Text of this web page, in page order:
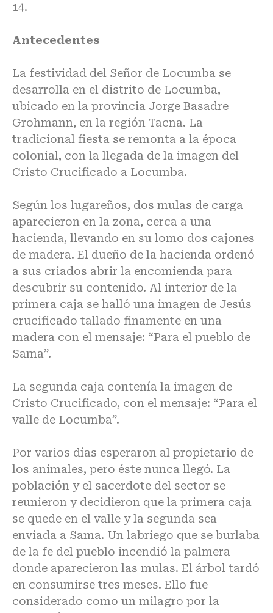
14.
Antecedentes
La festividad del Señor de Locumba se
desarrolla en el distrito de Locumba,
ubicado en la provincia Jorge Basadre
Grohmann, en la región Tacna. La
tradicional fiesta se remonta a la época
colonial, con la llegada de la imagen del
Cristo Crucificado a Locumba.
Según los lugareños, dos mulas de carga
aparecieron en la zona, cerca a una
hacienda, llevando en su lomo dos cajones
de madera. El dueño de la hacienda ordenó
a sus criados abrir la encomienda para
descubrir su contenido. Al interior de la
primera caja se halló una imagen de Jesús
crucificado tallado finamente en una
madera con el mensaje: “Para el pueblo de
Sama”.
La segunda caja contenía la imagen de
Cristo Crucificado, con el mensaje: “Para el
valle de Locumba”.
Por varios días esperaron al propietario de
los animales, pero éste nunca llegó. La
población y el sacerdote del sector se
reunieron y decidieron que la primera caja
se quede en el valle y la segunda sea
enviada a Sama. Un labriego que se burlaba
de la fe del pueblo incendió la palmera
donde aparecieron las mulas. El árbol tardó
en consumirse tres meses. Ello fue
considerado como un milagro por la